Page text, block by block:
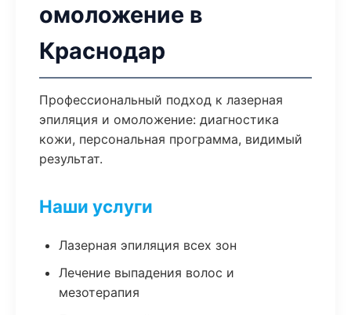
омоложение в
Краснодар
Профессиональный подход к лазерная
эпиляция и омоложение: диагностика
кожи, персональная программа, видимый
результат.
Наши услуги
Лазерная эпиляция всех зон
Лечение выпадения волос и
мезотерапия